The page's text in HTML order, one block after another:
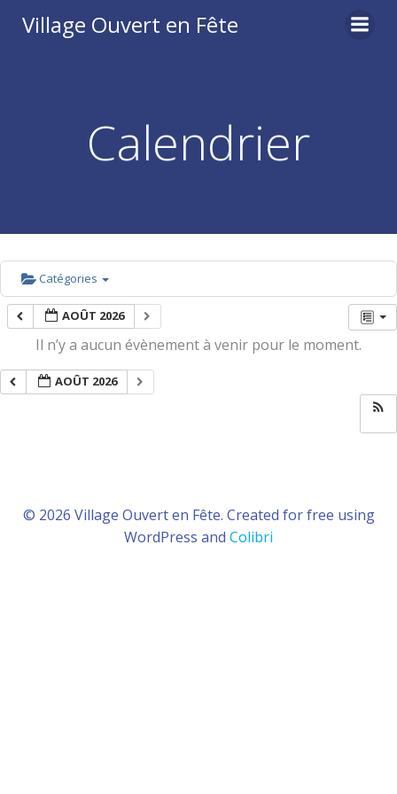
au
Village Ouvert en Fête
Calendrier
Catégories
AOÛT 2026
Il n’y a aucun évènement à venir pour le moment.
AOÛT 2026
© 2026 Village Ouvert en Fête. Created for free using
WordPress and Colibri